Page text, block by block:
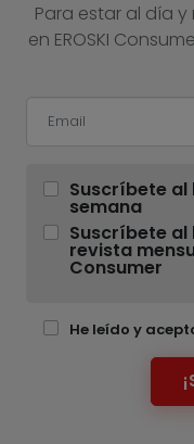
Para estar al día
en EROSKI
Suscríbete al
semana
Suscríbete
revista
Consumer
He leído y